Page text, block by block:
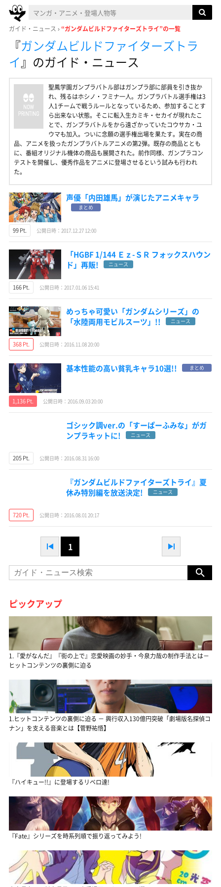
ガイド・ニュース “ガンダムビルドファイターズトライ”の一覧
『ガンダムビルドファイターズトラ
イ』 のガイド・ニュース
聖鳳学園ガンプラバトル部はガンプラ部に部員を引き抜か
れ、残るはホシノ・フミナ一人。ガンプラバトル選手権は3
人1チームで戦うルールとなっているため、参加することす
ら出来ない状態。そこに転入生カミキ・セカイが現れたこ
とで、ガンプラバトルをから遠ざかっていたコウサカ・ユ
ウマも加入。ついに念願の選手権出場を果たす。実在の商
品、アニメを扱ったガンプラバトルアニメの第2弾。既存の商品ととも
に、番組オリジナル機体の商品も展開された。前作同様、ガンプラコン
テストを開催し、優秀作品をアニメに登場させるという試みも行われ
た。
声優「内田雄馬」が演じたアニメキャラ
まとめ
99 Pt. 公開日時：2017.12.27 12:00
「HGBF 1/144 Ｅｚ-ＳＲ フォックスハウン
ド」再販!
ニュース
166 Pt. 公開日時：2017.01.06 15:41
めっちゃ可愛い「ガンダムシリーズ」の
「水陸両用モビルスーツ」!!
ニュース
368 Pt. 公開日時：2016.11.08 20:00
基本性能の高い貧乳キャラ10選!! まとめ
1,136 Pt. 公開日時：2016.09.03 20:00
ゴシック調ver.の「すーぱーふみな」がガ
ンプラキットに!
ニュース
205 Pt. 公開日時：2016.08.31 16:00
『ガンダムビルドファイターズトライ』夏
休み特別編を放送決定!
ニュース
720 Pt. 公開日時：2016.08.01 20:17
1
ピックアップ
1.『愛がなんだ』『街の上で』恋愛映画の妙手・今泉力哉の制作手法とは－
ヒットコンテンツの裏側に迫る
1.ヒットコンテンツの裏側に迫る － 興行収入130億円突破「劇場版名探偵コ
ナン」を支える音楽とは【菅野祐悟】
『ハイキュー!!』に登場するリベロ達!
『Fate』シリーズを時系列順で振り返ってみよう!